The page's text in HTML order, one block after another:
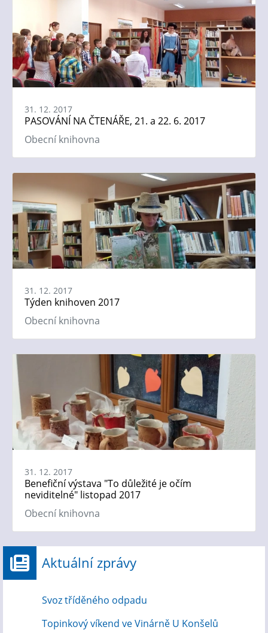
31. 12. 2017
PASOVÁNÍ NA ČTENÁŘE, 21. a 22. 6. 2017
Obecní knihovna
31. 12. 2017
Týden knihoven 2017
Obecní knihovna
31. 12. 2017
Benefiční výstava "To důležité je očím
neviditelné" listopad 2017
Obecní knihovna
Aktuální zprávy
Svoz tříděného odpadu
Topinkový víkend ve Vinárně U Konšelů